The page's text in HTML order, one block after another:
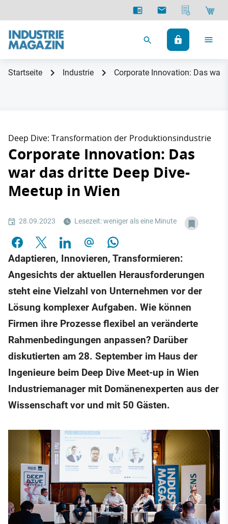
Startseite Industrie Corporate Innovation: Das war
Deep Dive: Transformation der Produktionsindustrie
Corporate Innovation: Das
war das dritte Deep Dive-
Meetup in Wien
28.09.2023 Lesezeit: weniger als eine Minute
Adaptieren, Innovieren, Transformieren:
Angesichts der aktuellen Herausforderungen
steht eine Vielzahl von Unternehmen vor der
Lösung komplexer Aufgaben. Wie können
Firmen ihre Prozesse flexibel an veränderte
Rahmenbedingungen anpassen? Darüber
diskutierten am 28. September im Haus der
Ingenieure beim Deep Dive Meet-up in Wien
Industriemanager mit Domänenexperten aus der
Wissenschaft vor und mit 50 Gästen.